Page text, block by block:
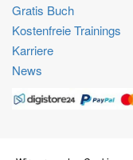
Gratis Buch
Kostenfreie Trainings
Karriere
News